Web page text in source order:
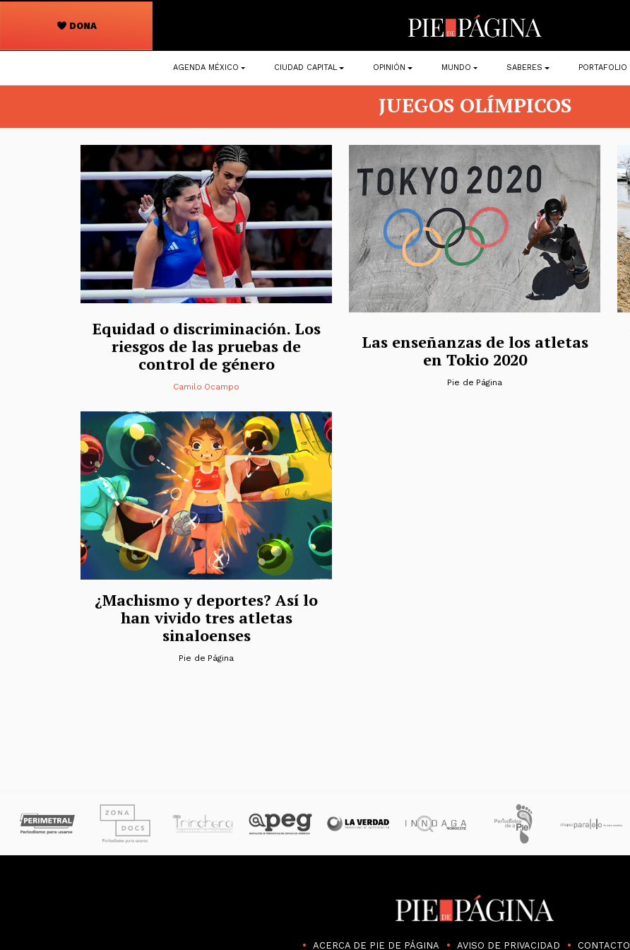
DONA
Navegación
principal
AGENDA MÉXICO CIUDAD CAPITAL OPINIÓN MUNDO SABERES PORTAFOLIO
JUEGOS OLÍMPICOS
Equidad o discriminación. Los
riesgos de las pruebas de
control de género
Camilo Ocampo
Las enseñanzas de los atletas
en Tokio 2020
Pie de Página
¿Machismo y deportes? Así lo
han vivido tres atletas
sinaloenses
Pie de Página
ACERCA DE PIE DE PÁGINA AVISO DE PRIVACIDAD CONTACTO